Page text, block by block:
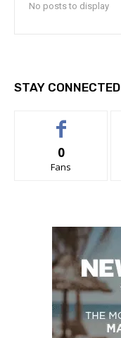
No posts to display
STAY CONNECTED
0
Fans